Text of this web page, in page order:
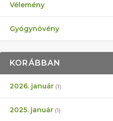
Vélemény
Gyógynövény
KORÁBBAN
2026. január (1)
2025. január (1)